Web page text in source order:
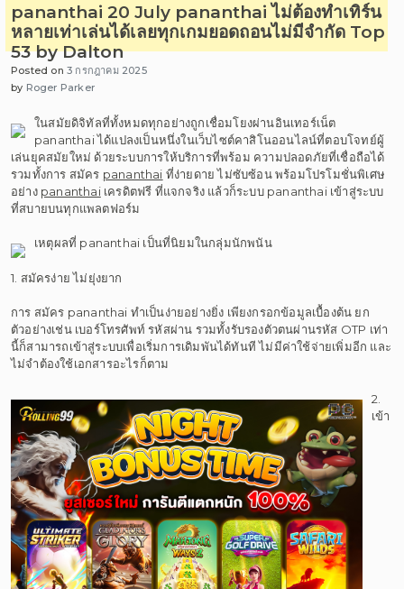
pananthai 20 July pananthai ไม่ต้องทำเทิร์น
หลายเท่าเล่นได้เลยทุกเกมยอดถอนไม่มีจำกัด Top
53 by Dalton
Posted on3 กรกฎาคม 2025
by Roger Parker
ในสมัยดิจิทัลที่ทั้งหมดทุกอย่างถูกเชื่อมโยงผ่านอินเทอร์เน็ต
pananthai ได้แปลงเป็นหนึ่งในเว็บไซต์คาสิโนออนไลน์ที่ตอบโจทย์ผู้
เล่นยุคสมัยใหม่ ด้วยระบบการให้บริการที่พร้อม ความปลอดภัยที่เชื่อถือได้
รวมทั้งการ สมัคร pananthai ที่ง่ายดาย ไม่ซับซ้อน พร้อมโปรโมชั่นพิเศษ
อย่าง pananthaiเครดิตฟรี ที่แจกจริง แล้วก็ระบบ pananthai เข้าสู่ระบบ
ที่สบายบนทุกแพลตฟอร์ม
เหตุผลที่ pananthai เป็นที่นิยมในกลุ่มนักพนัน
1. สมัครง่าย ไม่ยุ่งยาก
การ สมัคร pananthai ทำเป็นง่ายอย่างยิ่ง เพียงกรอกข้อมูลเบื้องต้น ยก
ตัวอย่างเช่น เบอร์โทรศัพท์ รหัสผ่าน รวมทั้งรับรองตัวตนผ่านรหัส OTP เท่า
นี้ก็สามารถเข้าสู่ระบบเพื่อเริ่มการเดิมพันได้ทันที ไม่มีค่าใช้จ่ายเพิ่มอีก และ
ไม่จำต้องใช้เอกสารอะไรก็ตาม
2.
เข้า